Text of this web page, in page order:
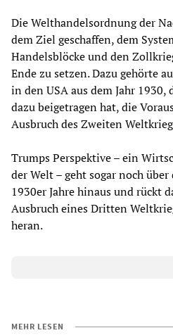
Die Welthandelsordnung der
dem Ziel geschaffen, dem
Handelsblöcke und den
Ende zu setzen. Dazu gehörte
in den USA aus dem Jahr
dazu beigetragen hat, die
Ausbruch des Zweiten
Trumps Perspektive – ein
der Welt – geht sogar noch
1930er Jahre hinaus und rückt
Ausbruch eines Dritten
heran.
MEHR LESEN